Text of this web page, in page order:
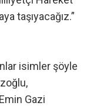
taşıyacağız.”
isimler şöyle
Gazi